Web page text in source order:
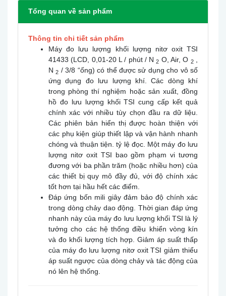
Tổng quan về sản phẩm
Thông tin chi tiết sản phẩm
Máy đo lưu lượng khối lượng nitơ oxit TSI
41433 (LCD, 0,01-20 L / phút / N2 O, Air, O 2,
N2 / 3/8 “ống) có thể được sử dụng cho vô số
ứng dụng đo lưu lượng khí. Các dòng khí
trong phòng thí nghiệm hoặc sản xuất, đồng
hồ đo lưu lượng khối TSI cung cấp kết quả
chính xác với nhiều tùy chọn đầu ra dữ liệu.
Các phiên bản hiển thị được hoàn thiện với
các phụ kiện giúp thiết lập và vận hành nhanh
chóng và thuận tiện. tỷ lệ đọc. Một máy đo lưu
lượng nitơ oxit TSI bao gồm phạm vi tương
đương với ba phần trăm (hoặc nhiều hơn) của
các thiết bị quy mô đầy đủ, với độ chính xác
tốt hơn tại hầu hết các điểm.
Đáp ứng bốn mili giây đảm bảo độ chính xác
trong dòng chảy dao động. Thời gian đáp ứng
nhanh này của máy đo lưu lượng khối TSI là lý
tưởng cho các hệ thống điều khiển vòng kín
và đo khối lượng tích hợp. Giảm áp suất thấp
của máy đo lưu lượng nitơ oxit TSI giảm thiểu
áp suất ngược của dòng chảy và tác động của
nó lên hệ thống.